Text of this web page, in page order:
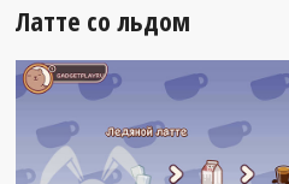
Латте со льдом